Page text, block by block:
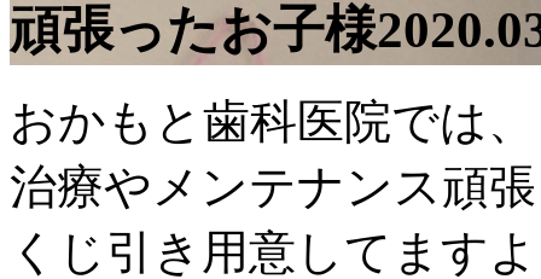
頑張ったお子様
おかもと歯科医院では、
治療やメンテナンス頑
くじ引き用意してます